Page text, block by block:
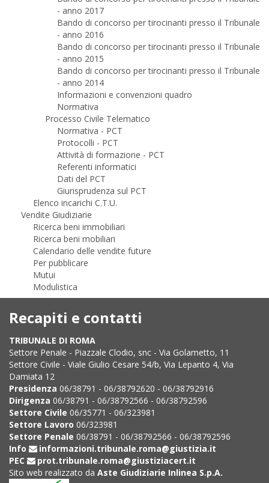
- anno 2017
Bando di concorso per tirocinanti presso il Tribunale
- anno 2016
Bando di concorso per tirocinanti presso il Tribunale
- anno 2015
Bando di concorso per tirocinanti presso il Tribunale
- anno 2014
Informazioni e convenzioni quadro
Normativa
Processo Civile Telematico
Normativa - PCT
Protocolli - PCT
Attività di formazione - PCT
Referenti informatici
Dati del PCT
Giurisprudenza sul PCT
Elenco incarichi C.T.U.
Vendite Giudiziarie
Ricerca beni immobiliari
Ricerca beni mobiliari
Calendario delle vendite future
Per pubblicare
Mutui
Modulistica
Recapiti e contatti
TRIBUNALE DI ROMA
Settore Penale - Piazzale Clodio, snc - Via Golametto, 11
Settore Civile - Viale Giulio Cesare 54/b, Via Lepanto 4, Via
Damiata 12
Presidenza 06/38791 - 06/38792620 - 06/38792916
Dirigenza 06/38791 - 06/38792566 - 06/38792596
Settore Civile 06/35771 - 06/323981
Settore Lavoro 06/323981
Settore Penale 06/38791 - 06/38792566 - 06/38792596
Info
informazioni.tribunale.roma@giustizia.it
PEC
prot.tribunale.roma@giustiziacert.it
Sito web realizzato da Aste Giudiziarie Inlinea S.p.A.